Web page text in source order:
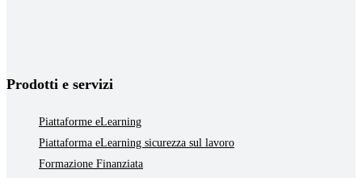
Prodotti e servizi
Piattaforme eLearning
Piattaforma eLearning sicurezza sul lavoro
Formazione Finanziata